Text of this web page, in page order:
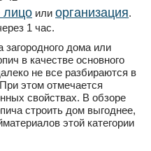
лицо или организация.
1 час.
загородного дома или
в качестве основного
не все разбираются в
этом отмечается
свойствах. В обзоре
строить дом выгоднее,
этой категории